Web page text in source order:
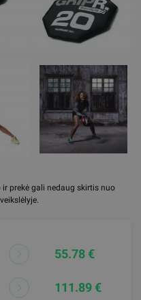
prekė gali nedaug skirtis nuo
55.78 €
111.89 €